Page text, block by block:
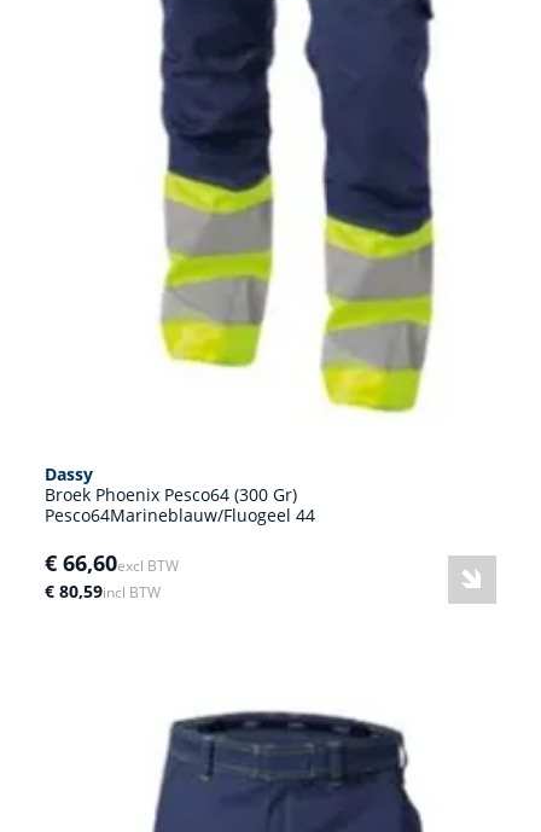
Dassy
Broek Phoenix Pesco64 (300 Gr)
Pesco64Marineblauw/Fluogeel 44
€ 66,60excl BTW
€ 80,59incl BTW